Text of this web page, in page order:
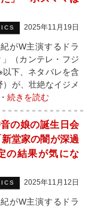
2025年11月19日
がW主演するドラ
（カンテレ・フジ
下、ネタバレを含
が、壮絶なイジメ
続きを読む
音の娘の誕生日会
堂家の闇が深過
の結果が気にな
2025年11月12日
がW主演するドラ